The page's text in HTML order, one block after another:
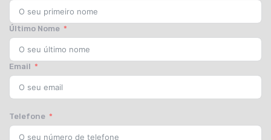
Último Nome
Email
Telefone